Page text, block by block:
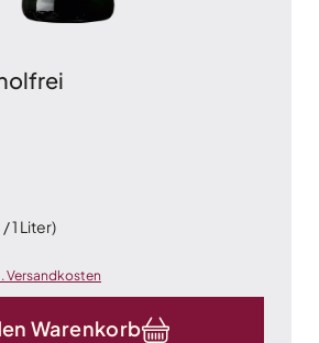
1 Liter)
Versandkosten
Warenkorb